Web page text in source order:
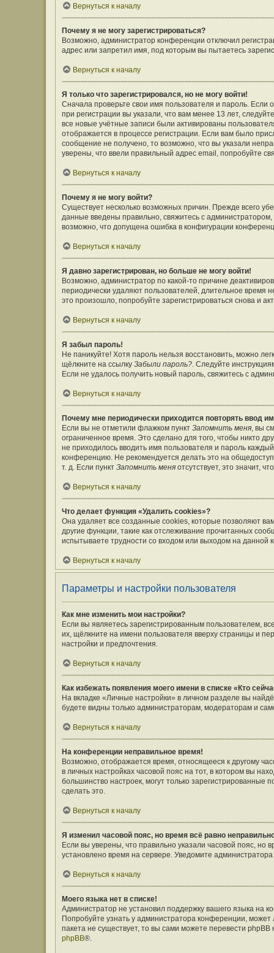
Вернуться к началу
Почему я не могу зарегистрироваться?
Возможно, администратор конференции отключил
адрес или запретил имя, под которым вы пытаетесь
Вернуться к началу
Я только что зарегистрировался, но не могу войти!
Сначала проверьте свои имя пользователя и пароль.
при регистрации вы указали, что вам менее 13 лет,
все новые учётные записи были активированы
отображается в процессе регистрации. Если вам было
сообщение не получено, то возможно, что вы указали
уверены, что ввели правильный адрес email, попробуйте
Вернуться к началу
Почему я не могу войти?
Существует несколько возможных причин. Прежде всего
данные введены правильно, свяжитесь с
возможно, что допущена ошибка в конфигурации
Вернуться к началу
Я давно зарегистрирован, но больше не могу войти!
Возможно, администратор по какой-то причине
периодически удаляют пользователей, длительное
это произошло, попробуйте зарегистрироваться снова и
Вернуться к началу
Я забыл пароль!
Не паникуйте! Хотя пароль нельзя восстановить, можно
щёлкните на ссылку Забыли пароль?. Следуйте
Если не удалось получить новый пароль, свяжитесь с
Вернуться к началу
Почему мне периодически приходится повторять ввод
Если вы не отметили флажком пункт Запомнить меня, вы
ограниченное время. Это сделано для того, чтобы никто
не приходилось вводить имя пользователя и пароль
конференцию. Не рекомендуется делать это на
т. д. Если пункт Запомнить меня отсутствует, это значит,
Вернуться к началу
Что делает функция «Удалить cookies»?
Она удаляет все созданные cookies, которые позволяют
другие функции, такие как отслеживание прочитанных
испытываете трудности со входом или выходом на
Вернуться к началу
Параметры и настройки пользователя
Как мне изменить мои настройки?
Если вы являетесь зарегистрированным пользователем,
их, щёлкните на имени пользователя вверху страницы и
настройки и предпочтения.
Вернуться к началу
Как избежать появления моего имени в списке «Кто
На вкладке «Личные настройки» в личном разделе вы
будете видны только администраторам, модераторам и
Вернуться к началу
На конференции неправильное время!
Возможно, отображается время, относящееся к другому
в личных настройках часовой пояс на тот, в котором вы
большинство настроек, могут только
сделать это.
Вернуться к началу
Я изменил часовой пояс, но время всё равно
Если вы уверены, что правильно указали часовой пояс,
установлено время на сервере. Уведомите
Вернуться к началу
Моего языка нет в списке!
Администратор не установил поддержку вашего языка на
Попробуйте узнать у администратора конференции, может
пакета не существует, то вы сами можете перевести
phpBB®.